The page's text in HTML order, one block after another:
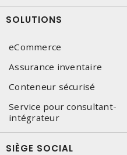
SOLUTIONS
eCommerce
Assurance inventaire
Conteneur sécurisé
Service pour consultant-
intégrateur
SIÈGE SOCIAL